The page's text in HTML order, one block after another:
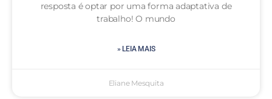
resposta é optar por uma forma adaptativa de
trabalho! O mundo
» LEIA MAIS
Eliane Mesquita